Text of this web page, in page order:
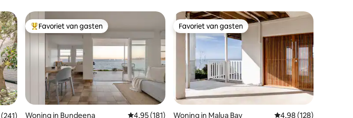
beoordeling van 4,88 uit 5, 241 recensies
Topfavoriet van gasten
Favoriet van gasten
Woning in Bundeena Gemiddelde beoordeling van 4,95 uit 5, 181 recensies
4,95 (181)
Favoriet van gasten
Favoriet van gasten
Woning in Malua Bay Gemiddelde
4,98 (128)